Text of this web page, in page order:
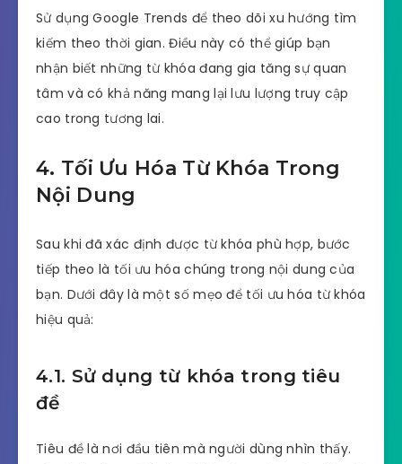
Sử dụng Google Trends để theo dõi xu hướng tìm
kiếm theo thời gian. Điều này có thể giúp bạn
nhận biết những từ khóa đang gia tăng sự quan
tâm và có khả năng mang lại lưu lượng truy cập
cao trong tương lai.
4. Tối Ưu Hóa Từ Khóa Trong
Nội Dung
Sau khi đã xác định được từ khóa phù hợp, bước
tiếp theo là tối ưu hóa chúng trong nội dung của
bạn. Dưới đây là một số mẹo để tối ưu hóa từ khóa
hiệu quả:
4.1. Sử dụng từ khóa trong tiêu
đề
Tiêu đề là nơi đầu tiên mà người dùng nhìn thấy.